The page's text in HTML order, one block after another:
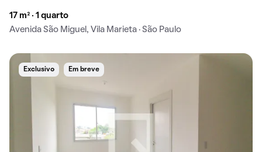
17 m² · 1 quarto
Avenida São Miguel, Vila Marieta · São Paulo
Exclusivo Em breve